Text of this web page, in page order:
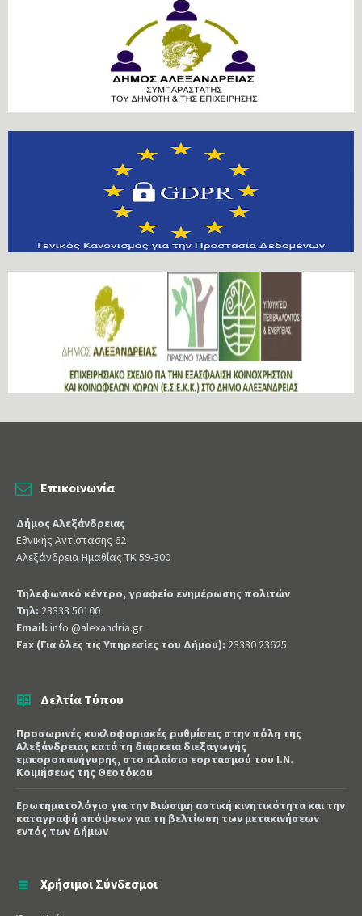
Επικοινωνία
Δήμος Αλεξάνδρειας
Εθνικής Αντίστασης 62
Αλεξάνδρεια Ημαθίας ΤΚ 59-300
Τηλεφωνικό κέντρο, γραφείο ενημέρωσης πολιτών
Τηλ: 23333 50100
Email: info @alexandria.gr
Fax (Για όλες τις Υπηρεσίες του Δήμου): 23330 23625
Δελτία Τύπου
Προσωρινές κυκλοφοριακές ρυθμίσεις στην πόλη της
Αλεξάνδρειας κατά τη διάρκεια διεξαγωγής
εμποροπανήγυρης, στο πλαίσιο εορτασμού του Ι.Ν.
Κοιμήσεως της Θεοτόκου
Ερωτηματολόγιο για την Βιώσιμη αστική κινητικότητα και την
καταγραφή απόψεων για τη βελτίωση των μετακινήσεων
εντός των Δήμων
Χρήσιμοι Σύνδεσμοι